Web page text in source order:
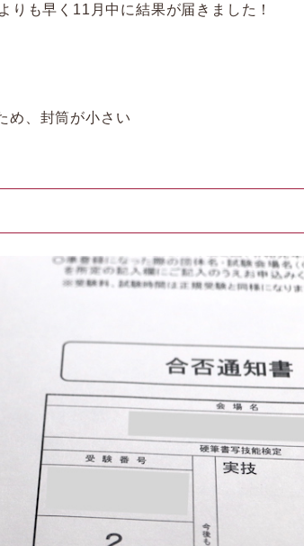
も早く11月中に結果が届きました！
め、封筒が小さい